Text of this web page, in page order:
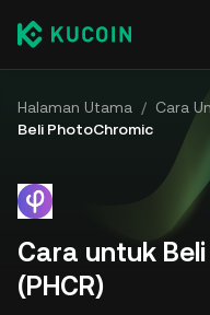
Halaman Utama / Cara
Beli PhotoChromic
Cara untuk
(PHCR)